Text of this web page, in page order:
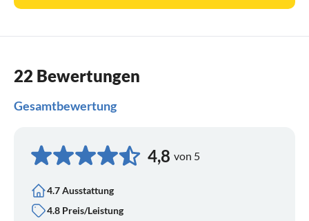
22 Bewertungen
Gesamtbewertung
4,8 von 5
4.7 Ausstattung
4.8 Preis/Leistung